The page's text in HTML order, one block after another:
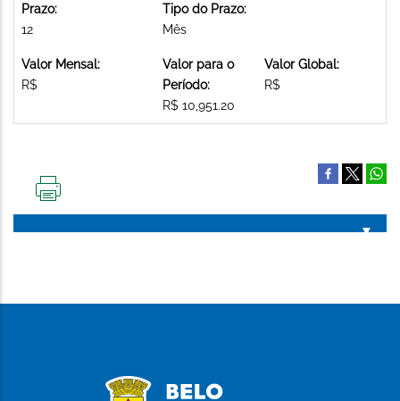
Prazo:
12
Tipo do Prazo:
Mês
Valor Mensal:
R$
Valor para o
Período:
R$ 10,951.20
Valor Global:
R$
PÁGINA